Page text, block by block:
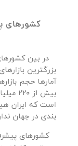
کشورهای
در بین
بزرگترین
آمارها حجم
بیش
است که ایران
بندی در جهان
کشورهای